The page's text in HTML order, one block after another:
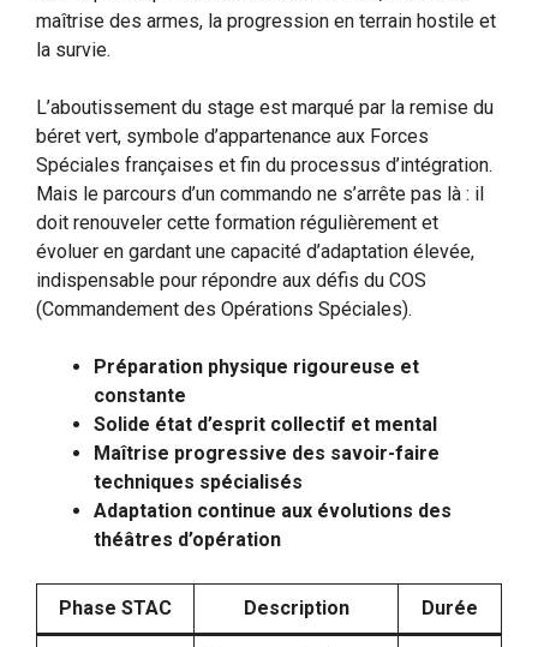
maîtrise des armes, la progression en terrain hostile et
la survie.
L’aboutissement du stage est marqué par la remise du
béret vert, symbole d’appartenance aux Forces
Spéciales françaises et fin du processus d’intégration.
Mais le parcours d’un commando ne s’arrête pas là : il
doit renouveler cette formation régulièrement et
évoluer en gardant une capacité d’adaptation élevée,
indispensable pour répondre aux défis du COS
(Commandement des Opérations Spéciales).
Préparation physique rigoureuse et
constante
Solide état d’esprit collectif et mental
Maîtrise progressive des savoir-faire
techniques spécialisés
Adaptation continue aux évolutions des
théâtres d’opération
Phase STAC Description Durée